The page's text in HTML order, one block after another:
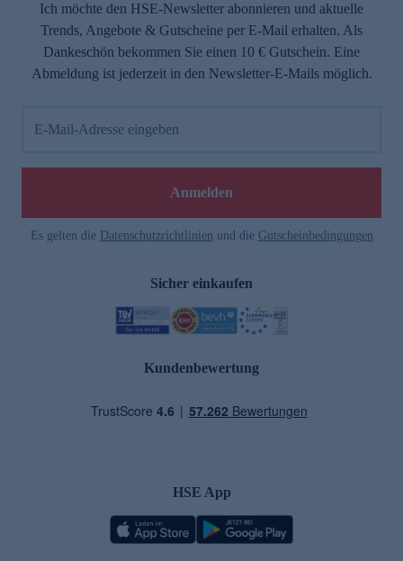
Ich möchte den HSE-Newsletter abonnieren und aktuelle
Trends, Angebote & Gutscheine per E-Mail erhalten. Als
Dankeschön bekommen Sie einen 10 € Gutschein. Eine
Abmeldung ist jederzeit in den Newsletter-E-Mails möglich.
E-Mail-Adresse eingeben
Anmelden
Es gelten die Datenschutzrichtlinien und die Gutscheinbedingungen
Sicher einkaufen
Kundenbewertung
HSE App